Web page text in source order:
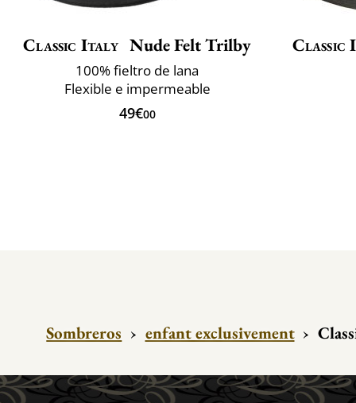
Classic Italy Nude Felt Trilby
100% fieltro de lana
Flexible e impermeable
49€00
Classic
Sombreros › enfant exclusivement ›